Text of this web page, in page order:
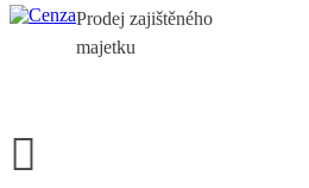
Prodej zajištěného
majetku